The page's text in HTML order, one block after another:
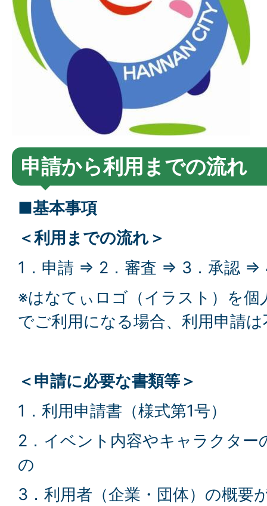
申請から利用までの流れ
■基本事項
＜利用までの流れ＞
1．申請 ⇒ 2．審査 ⇒ 3．承認 ⇒
※はなてぃロゴ（イラスト）を個
でご利用になる場合、利用申請
＜申請に必要な書類等＞
1．利用申請書（様式第1号）
2．イベント内容やキャラクター
の
3．利用者（企業・団体）の概要